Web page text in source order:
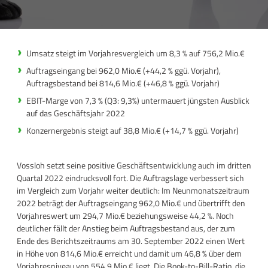
Umsatz steigt im Vorjahresvergleich um 8,3 % auf 756,2 Mio.€
Auftragseingang bei 962,0 Mio.€ (+44,2 % ggü. Vorjahr),
Auftragsbestand bei 814,6 Mio.€ (+46,8 % ggü. Vorjahr)
EBIT-Marge von 7,3 % (Q3: 9,3%) untermauert jüngsten Ausblick
auf das Geschäftsjahr 2022
Konzernergebnis steigt auf 38,8 Mio.€ (+14,7 % ggü. Vorjahr)
Vossloh setzt seine positive Geschäftsentwicklung auch im dritten
Quartal 2022 eindrucksvoll fort. Die Auftragslage verbessert sich
im Vergleich zum Vorjahr weiter deutlich: Im Neunmonatszeitraum
2022 beträgt der Auftragseingang 962,0 Mio.€ und übertrifft den
Vorjahreswert um 294,7 Mio.€ beziehungsweise 44,2 %. Noch
deutlicher fällt der Anstieg beim Auftragsbestand aus, der zum
Ende des Berichtszeitraums am 30. September 2022 einen Wert
in Höhe von 814,6 Mio.€ erreicht und damit um 46,8 % über dem